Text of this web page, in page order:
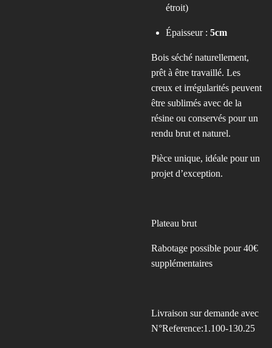
étroit)
Épaisseur : 5cm
Bois séché naturellement,
prêt à être travaillé. Les
creux et irrégularités peuvent
être sublimés avec de la
résine ou conservés pour un
rendu brut et naturel.
Pièce unique, idéale pour un
projet d’exception.
Plateau brut
Rabotage possible pour 40€
supplémentaires
Livraison sur demande avec
N°Reference:1.100-130.25